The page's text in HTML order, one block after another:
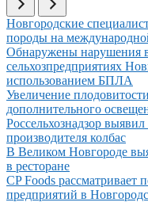
Иллюстрация новости
Новгородские
породы на
Иллюстрация новости
Обнаружены нарушения
сельхозпредприятиях
использованием БПЛА
Иллюстрация новости
Увеличение
дополнительного
Иллюстрация новости
Россельхознадзор
производителя колбас
Иллюстрация новости
В Великом Новгороде
в ресторане
Иллюстрация новости
CP Foods рассматривает
предприятий в